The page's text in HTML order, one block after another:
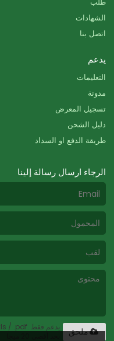
الشهادات
اتصل بنا
يدعم
التعليمات
مدونة
تسجيل المعرض
دليل الشحن
طريقة الدفع او السداد
الرجاء ارسال رسالة إلينا
ملحق